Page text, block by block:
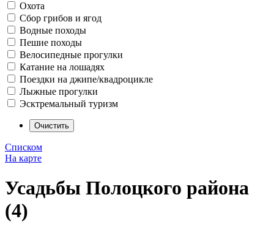
Охота
Сбор грибов и ягод
Водные походы
Пешие походы
Велосипедные прогулки
Катание на лошадях
Поездки на джипе/квадроцикле
Лыжные прогулки
Эсктремальный туризм
Списком
На карте
Усадьбы Полоцкого района
(4)